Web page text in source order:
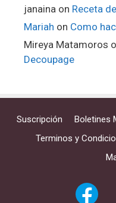
janaina on Receta
Mariah on Como
Mireya Matamoros
Decoupage
Suscripción Boletines
Terminos y